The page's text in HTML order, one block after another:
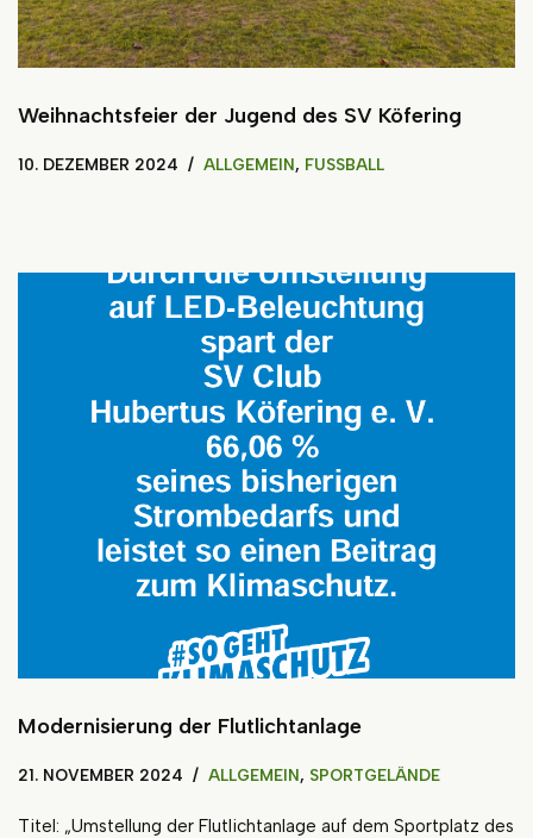
Weihnachtsfeier der Jugend des SV Köfering
10. DEZEMBER 2024 ALLGEMEIN, FUSSBALL
Modernisierung der Flutlichtanlage
21. NOVEMBER 2024 ALLGEMEIN, SPORTGELÄNDE
Titel: „Umstellung der Flutlichtanlage auf dem Sportplatz des